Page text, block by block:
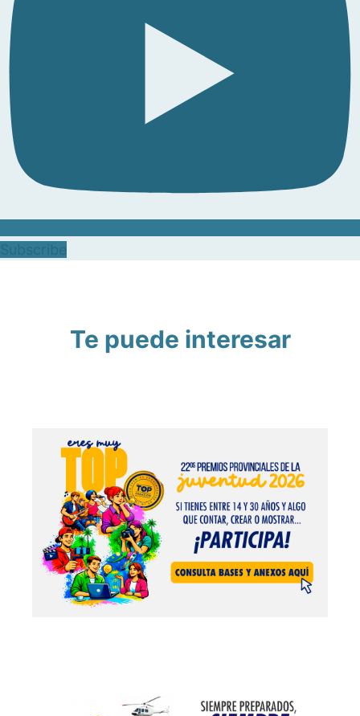
Te puede interesar